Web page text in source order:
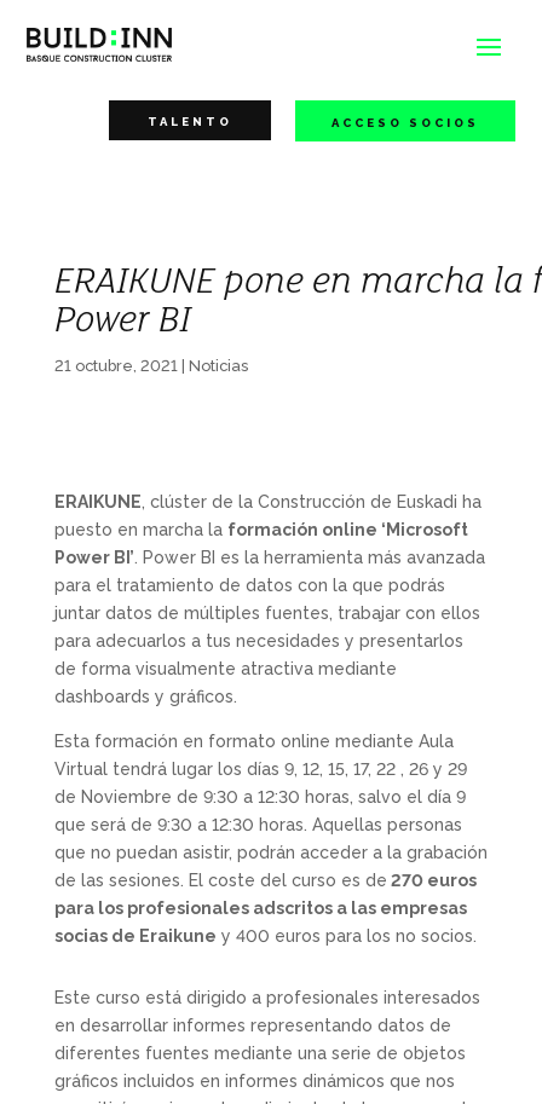
TALENTO ACCESO SOCIOS
ERAIKUNE pone en marcha
Power BI
21 octubre, 2021| Noticias
ERAIKUNE , clúster de la Construcción de Euskadi ha
puesto en marcha la formación online ‘Microsoft
Power BI’ . Power BI es la herramienta más avanzada
para el tratamiento de datos con la que podrás
juntar datos de múltiples fuentes, trabajar con ellos
para adecuarlos a tus necesidades y presentarlos
de forma visualmente atractiva mediante
dashboards y gráficos.
Esta formación en formato online mediante Aula
Virtual tendrá lugar los días 9, 12, 15, 17, 22 , 26 y 29
de Noviembre de 9:30 a 12:30 horas, salvo el día 9
que será de 9:30 a 12:30 horas. Aquellas personas
que no puedan asistir, podrán acceder a la grabación
de las sesiones. El coste del curso es de 270 euros
para los profesionales adscritos a las empresas
socias de Eraikune y 400 euros para los no socios.
Este curso está dirigido a profesionales interesados
en desarrollar informes representando datos de
diferentes fuentes mediante una serie de objetos
gráficos incluidos en informes dinámicos que nos